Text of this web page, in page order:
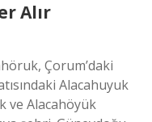
Alır
Çorum’daki
Alacahuyuk
ve Alacahöyük